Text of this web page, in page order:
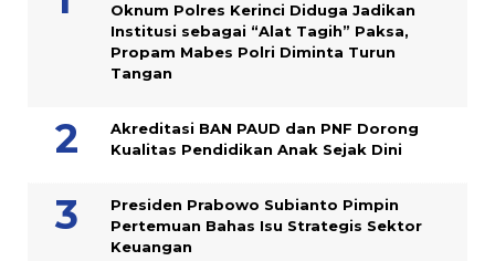
Oknum Polres Kerinci Diduga Jadikan
Institusi sebagai “Alat Tagih” Paksa,
Propam Mabes Polri Diminta Turun
Tangan
Akreditasi BAN PAUD dan PNF Dorong
Kualitas Pendidikan Anak Sejak Dini
Presiden Prabowo Subianto Pimpin
Pertemuan Bahas Isu Strategis Sektor
Keuangan